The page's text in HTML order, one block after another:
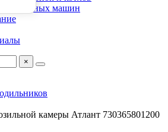
машин
×
камеры Атлант 730365801200